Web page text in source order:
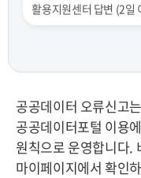
활용지원센터 답변 (2일
공공데이터 오류신고
공공데이터포털 이용
원칙으로 운영합니다.
마이페이지에서 확인